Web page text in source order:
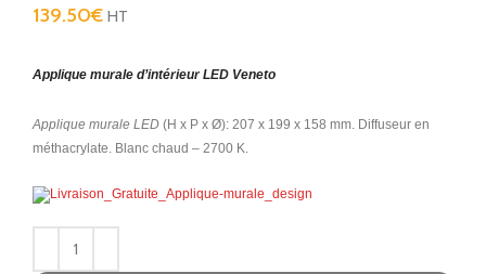
139.50€ HT
Applique murale d’intérieur LED Veneto
Applique murale LED (H x P x Ø): 207 x 199 x 158 mm. Diffuseur en
méthacrylate. Blanc chaud – 2700 K.